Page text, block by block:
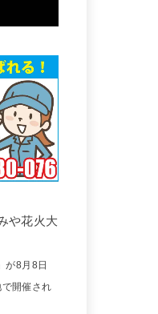
や花火大
が8月8日
で開催され